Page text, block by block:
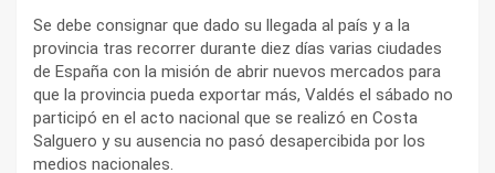
Se debe consignar que dado su llegada al país y a la
provincia tras recorrer durante diez días varias ciudades
de España con la misión de abrir nuevos mercados para
que la provincia pueda exportar más, Valdés el sábado no
participó en el acto nacional que se realizó en Costa
Salguero y su ausencia no pasó desapercibida por los
medios nacionales.